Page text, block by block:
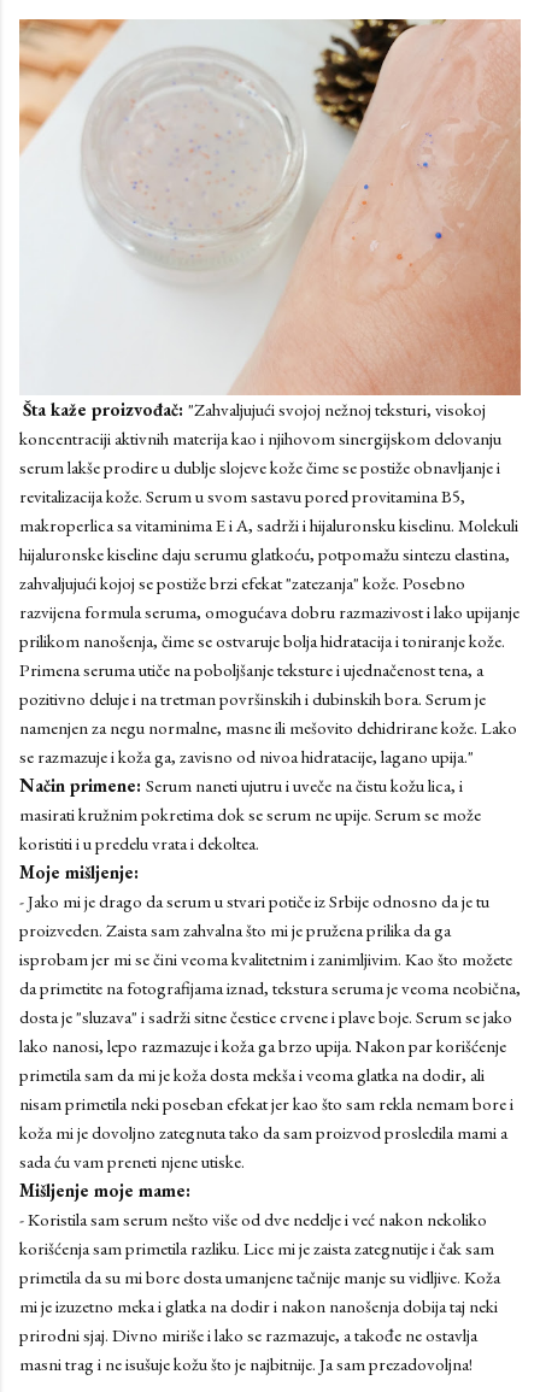
Šta kaže proizvođač: "Zahvaljujući svojoj nežnoj teksturi, visokoj
koncentraciji aktivnih materija kao i njihovom sinergijskom delovanju
serum lakše prodire u dublje slojeve kože čime se postiže obnavljanje i
revitalizacija kože. Serum u svom sastavu pored provitamina B5,
makroperlica sa vitaminima E i A, sadrži i hijaluronsku kiselinu. Molekuli
hijaluronske kiseline daju serumu glatkoću, potpomažu sintezu elastina,
zahvaljujući kojoj se postiže brzi efekat "zatezanja" kože. Posebno
razvijena formula seruma, omogućava dobru razmazivost i lako upijanje
prilikom nanošenja, čime se ostvaruje bolja hidratacija i toniranje kože.
Primena seruma utiče na poboljšanje teksture i ujednačenost tena, a
pozitivno deluje i na tretman površinskih i dubinskih bora. Serum je
namenjen za negu normalne, masne ili mešovito dehidrirane kože. Lako
se razmazuje i koža ga, zavisno od nivoa hidratacije, lagano upija."
Način primene: Serum naneti ujutru i uveče na čistu kožu lica, i
masirati kružnim pokretima dok se serum ne upije. Serum se može
koristiti i u predelu vrata i dekoltea.
Moje mišljenje:
- Jako mi je drago da serum u stvari potiče iz Srbije odnosno da je tu
proizveden. Zaista sam zahvalna što mi je pružena prilika da ga
isprobam jer mi se čini veoma kvalitetnim i zanimljivim. Kao što možete
da primetite na fotografijama iznad, tekstura seruma je veoma neobična,
dosta je "sluzava" i sadrži sitne čestice crvene i plave boje. Serum se jako
lako nanosi, lepo razmazuje i koža ga brzo upija. Nakon par korišćenje
primetila sam da mi je koža dosta mekša i veoma glatka na dodir, ali
nisam primetila neki poseban efekat jer kao što sam rekla nemam bore i
koža mi je dovoljno zategnuta tako da sam proizvod prosledila mami a
sada ću vam preneti njene utiske.
Mišljenje moje mame:
- Koristila sam serum nešto više od dve nedelje i već nakon nekoliko
korišćenja sam primetila razliku. Lice mi je zaista zategnutije i čak sam
primetila da su mi bore dosta umanjene tačnije manje su vidljive. Koža
mi je izuzetno meka i glatka na dodir i nakon nanošenja dobija taj neki
prirodni sjaj. Divno miriše i lako se razmazuje, a takođe ne ostavlja
masni trag i ne isušuje kožu što je najbitnije. Ja sam prezadovoljna!